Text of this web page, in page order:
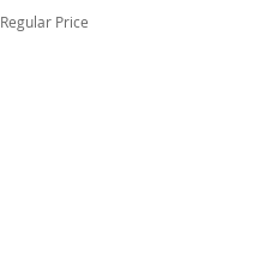
Regular Price